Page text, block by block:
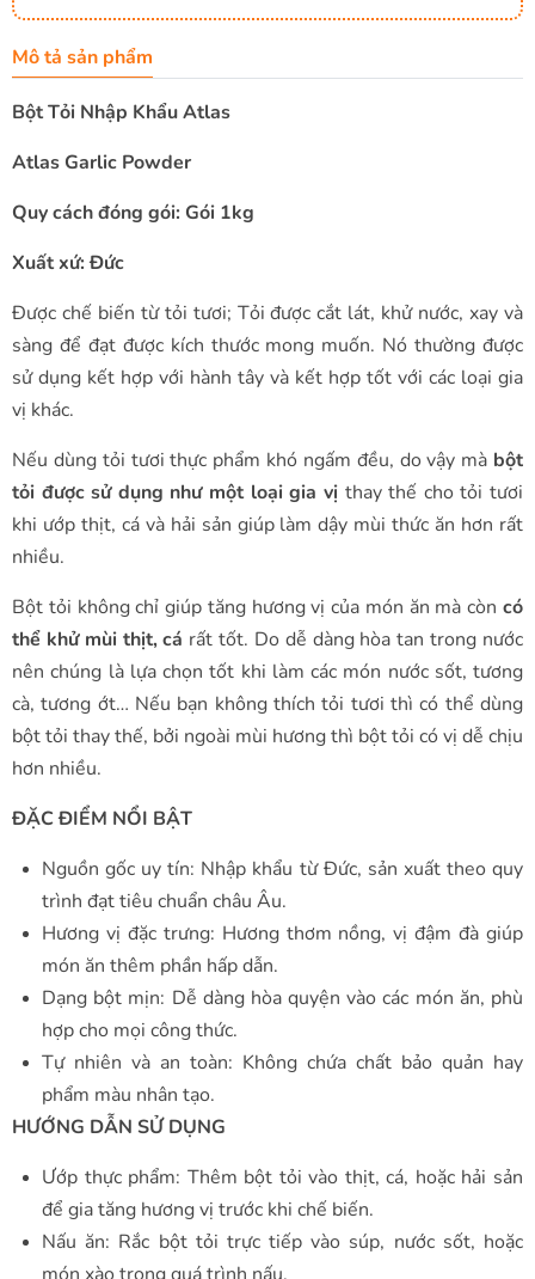
Mô tả sản phẩm
Bột Tỏi Nhập Khẩu Atlas
Atlas Garlic Powder
Quy cách đóng gói: Gói 1kg
Xuất xứ: Đức
Được chế biến từ tỏi tươi; Tỏi được cắt lát, khử nước, xay và
sàng để đạt được kích thước mong muốn. Nó thường được
sử dụng kết hợp với hành tây và kết hợp tốt với các loại gia
vị khác.
Nếu dùng tỏi tươi thực phẩm khó ngấm đều, do vậy mà bột
tỏi được sử dụng như một loại gia vịthay thế cho tỏi tươi
khi ướp thịt, cá và hải sản giúp làm dậy mùi thức ăn hơn rất
nhiều.
Bột tỏi không chỉ giúp tăng hương vị của món ăn mà còn có
thể khử mùi thịt, cá rất tốt. Do dễ dàng hòa tan trong nước
nên chúng là lựa chọn tốt khi làm các món nước sốt, tương
cà, tương ớt… Nếu bạn không thích tỏi tươi thì có thể dùng
bột tỏi thay thế, bởi ngoài mùi hương thì bột tỏi có vị dễ chịu
hơn nhiều.
ĐẶC ĐIỂM NỔI BẬT
Nguồn gốc uy tín: Nhập khẩu từ Đức, sản xuất theo quy
trình đạt tiêu chuẩn châu Âu.
Hương vị đặc trưng: Hương thơm nồng, vị đậm đà giúp
món ăn thêm phần hấp dẫn.
Dạng bột mịn: Dễ dàng hòa quyện vào các món ăn, phù
hợp cho mọi công thức.
Tự nhiên và an toàn: Không chứa chất bảo quản hay
phẩm màu nhân tạo.
HƯỚNG DẪN SỬ DỤNG
Ướp thực phẩm: Thêm bột tỏi vào thịt, cá, hoặc hải sản
để gia tăng hương vị trước khi chế biến.
Nấu ăn: Rắc bột tỏi trực tiếp vào súp, nước sốt, hoặc